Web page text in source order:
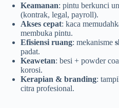
Keamanan: pintu berkunci
(kontrak, legal, payroll).
Akses cepat: kaca
membuka pintu.
Efisiensi ruang: mekanisme
padat.
Keawetan: besi + powder
korosi.
Kerapian & branding:
citra profesional.